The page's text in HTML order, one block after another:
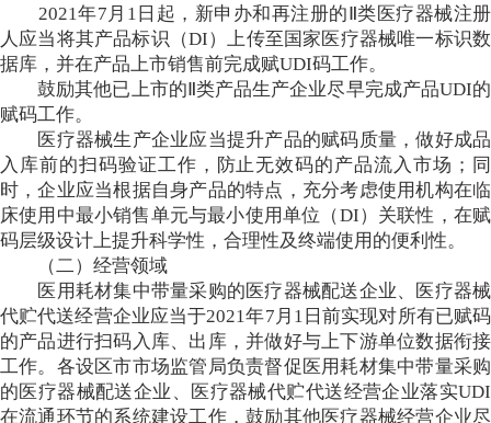
2021年7月1日起，新申办和再注册的Ⅱ类医疗器械注册
人应当将其产品标识（DI）上传至国家医疗器械唯一标识数
据库，并在产品上市销售前完成赋UDI码工作。
鼓励其他已上市的Ⅱ类产品生产企业尽早完成产品UDI的
赋码工作。
医疗器械生产企业应当提升产品的赋码质量，做好成品
入库前的扫码验证工作，防止无效码的产品流入市场；同
时，企业应当根据自身产品的特点，充分考虑使用机构在临
床使用中最小销售单元与最小使用单位（DI）关联性，在赋
码层级设计上提升科学性，合理性及终端使用的便利性。
（二）经营领域
医用耗材集中带量采购的医疗器械配送企业、医疗器械
代贮代送经营企业应当于2021年7月1日前实现对所有已赋码
的产品进行扫码入库、出库，并做好与上下游单位数据衔接
工作。各设区市市场监管局负责督促医用耗材集中带量采购
的医疗器械配送企业、医疗器械代贮代送经营企业落实UDI
在流通环节的系统建设工作，鼓励其他医疗器械经营企业尽